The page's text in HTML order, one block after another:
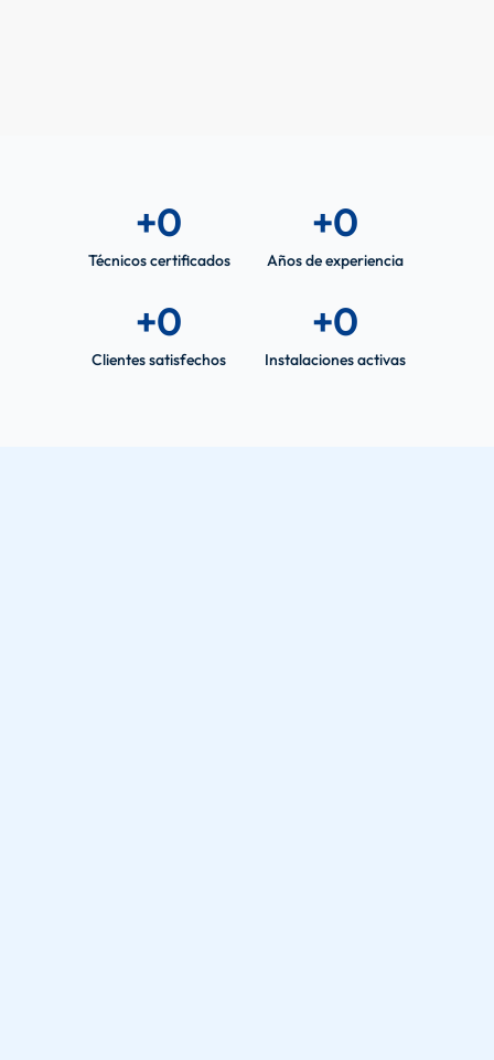
Técnicos certificados
+0
Años de experiencia
+0
Clientes satisfechos
+0
Instalaciones activas
+0